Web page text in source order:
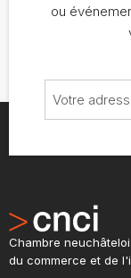
ou
Chambre
du commerce et de